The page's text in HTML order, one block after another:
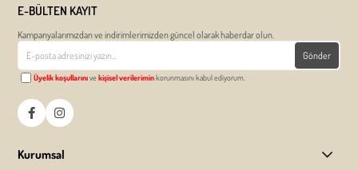
E-BÜLTEN KAYIT
Kampanyalarımızdan ve indirimlerimizden güncel olarak haberdar olun.
Gönder
Üyelik koşullarınıvekişisel verileriminkorunmasını kabul ediyorum.
Kurumsal